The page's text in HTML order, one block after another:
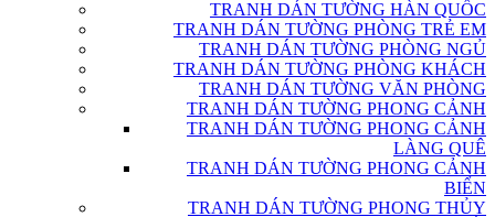
TRANH DÁN TƯỜNG HÀN QUỐC
TRANH DÁN TƯỜNG PHÒNG TRẺ EM
TRANH DÁN TƯỜNG PHÒNG NGỦ
TRANH DÁN TƯỜNG PHÒNG KHÁCH
TRANH DÁN TƯỜNG VĂN PHÒNG
TRANH DÁN TƯỜNG PHONG CẢNH
TRANH DÁN TƯỜNG PHONG CẢNH
LÀNG QUÊ
TRANH DÁN TƯỜNG PHONG CẢNH
BIỂN
TRANH DÁN TƯỜNG PHONG THỦY